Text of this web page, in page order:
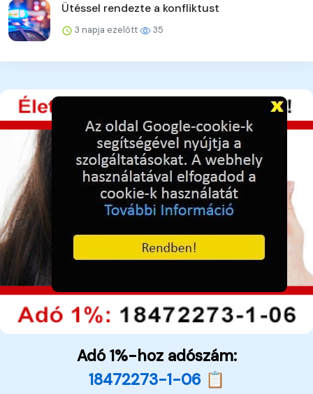
Ütéssel rendezte a konfliktust
3 napja ezelőtt 35
Adó 1%-hoz adószám:
18472273-1-06 📋